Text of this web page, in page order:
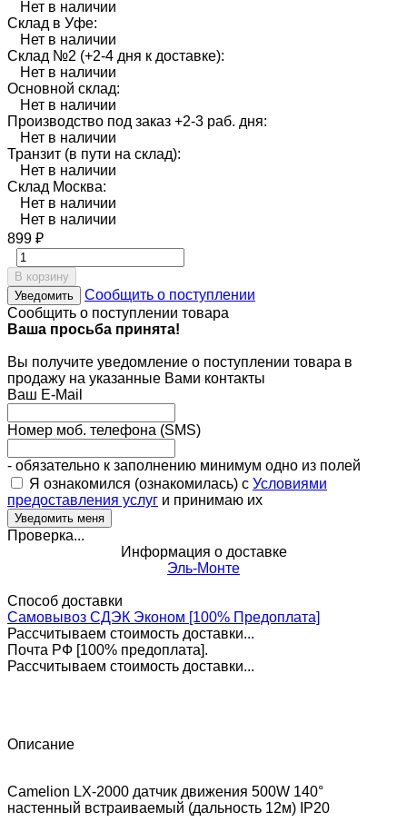
Нет в наличии
Склад в Уфе:
Нет в наличии
Склад №2 (+2-4 дня к доставке):
Нет в наличии
Основной склад:
Нет в наличии
Производство под заказ +2-3 раб. дня:
Нет в наличии
Транзит (в пути на склад):
Нет в наличии
Склад Москва:
Нет в наличии
Нет в наличии
899 ₽
В корзину
Уведомить
Сообщить о поступлении
Сообщить о поступлении товара
Ваша просьба принята!
Вы получите уведомление о поступлении товара в
продажу на указанные Вами контакты
Ваш E-Mail
Номер моб. телефона (SMS)
- обязательно к заполнению минимум одно из полей
Я ознакомился (ознакомилась) с Условиями
предоставления услуг и принимаю их
Проверка...
Информация о доставке
Эль-Монте
Способ доставки
Самовывоз СДЭК Эконом [100% Предоплата]
Рассчитываем стоимость доставки...
Почта РФ [100% предоплата].
Рассчитываем стоимость доставки...
Описание
Camelion LX-2000 датчик движения 500W 140°
настенный встраиваемый (дальность 12м) IP20